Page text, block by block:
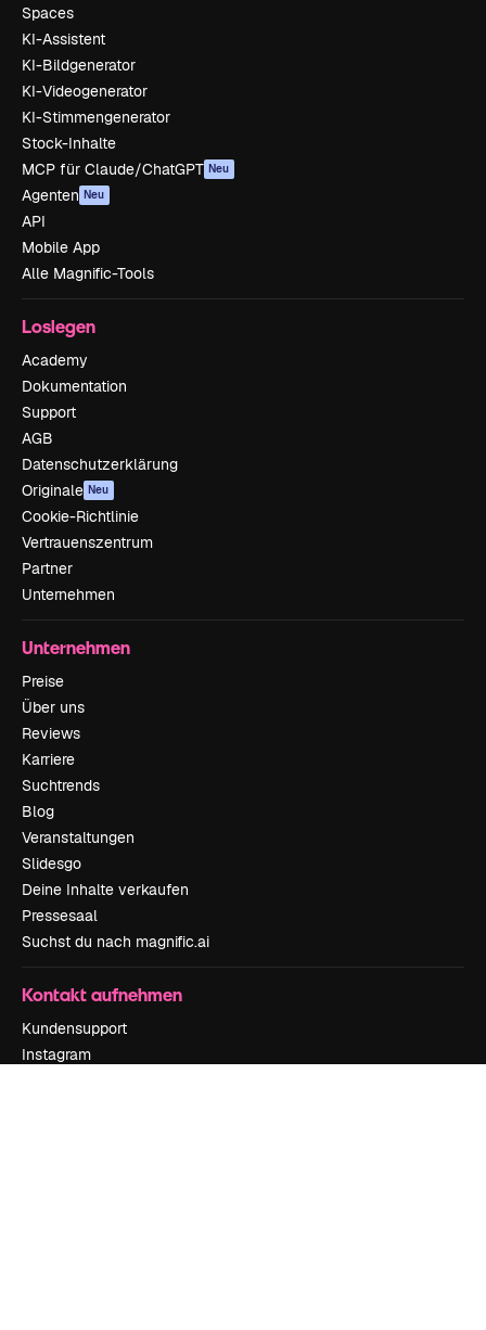
Spaces
KI-Assistent
KI-Bildgenerator
KI-Videogenerator
KI-Stimmengenerator
Stock-Inhalte
MCP für Claude/ChatGPT Neu
Agenten Neu
API
Mobile App
Alle Magnific-Tools
Loslegen
Academy
Dokumentation
Support
AGB
Datenschutzerklärung
Originale Neu
Cookie-Richtlinie
Vertrauenszentrum
Partner
Unternehmen
Unternehmen
Preise
Über uns
Reviews
Karriere
Suchtrends
Blog
Veranstaltungen
Slidesgo
Deine Inhalte verkaufen
Pressesaal
Suchst du nach magnific.ai
Kontakt aufnehmen
Kundensupport
Instagram